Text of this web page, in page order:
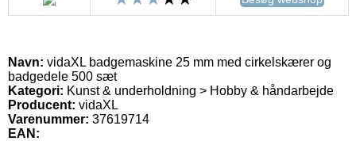
Navn: vidaXL badgemaskine 25 mm med cirkelskærer og
badgedele 500 sæt
Kategori: Kunst & underholdning > Hobby & håndarbejde
Producent: vidaXL
Varenummer: 37619714
EAN: